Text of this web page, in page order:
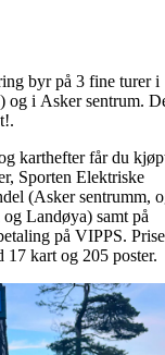
byr på 3 fine turer i
og i Asker sentrum.
karthefter får du
Sporten Elektriske
(Asker sentrumm,
Landøya) samt på
på VIPPS.
kart og 205 poster.